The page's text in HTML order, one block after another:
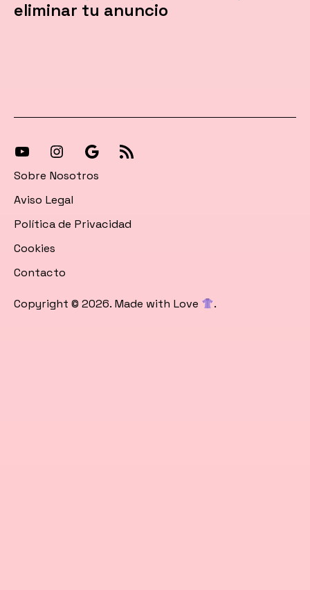
eliminar tu anuncio
Copyright © 2026. Made with Love .
[27-
icon
icon=»fa
fa-
instagram»]
[27-
icon
icon=»fa
fa-
Síguenos
News
Sobre Nosotros
Aviso Legal
Política de Privacidad
Cookies
Contacto